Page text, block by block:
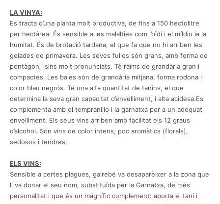
LA VINYA:
Es tracta d’una planta molt productiva, de fins a 150 hectolitre
per hectàrea. És sensible a les malalties com l’oïdi i el míldiu ia la
humitat. És de brotació tardana, el que fa que no hi arriben les
gelades de primavera. Les seves fulles són grans, amb forma de
pentàgon i sins molt pronunciats. Té raïms de grandària gran i
compactes. Les baies són de grandària mitjana, forma rodona i
color blau negrós. Té una alta quantitat de tanins, el que
determina la seva gran capacitat d’envelliment, i alta acidesa.Es
complementa amb el tempranillo i la garnatxa per a un adequat
envelliment. Els seus vins arriben amb facilitat els 12 graus
d’alcohol. Són vins de color intens, poc aromàtics (florals),
sedosos i tendres.
ELS VINS:
Sensible a certes plagues, gairebé va desaparèixer a la zona que
li va donar el seu nom, substituïda per la Garnatxa, de més
personalitat i que és un magnífic complement: aporta el taní i